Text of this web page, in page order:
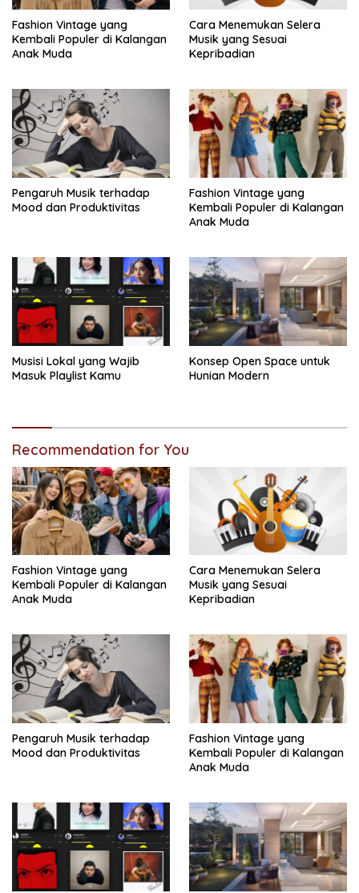
Fashion Vintage yang
Kembali Populer di Kalangan
Anak Muda
Cara Menemukan Selera
Musik yang Sesuai
Kepribadian
Pengaruh Musik terhadap
Mood dan Produktivitas
Fashion Vintage yang
Kembali Populer di Kalangan
Anak Muda
Musisi Lokal yang Wajib
Masuk Playlist Kamu
Konsep Open Space untuk
Hunian Modern
Recommendation for You
Fashion Vintage yang
Kembali Populer di Kalangan
Anak Muda
Cara Menemukan Selera
Musik yang Sesuai
Kepribadian
Pengaruh Musik terhadap
Mood dan Produktivitas
Fashion Vintage yang
Kembali Populer di Kalangan
Anak Muda